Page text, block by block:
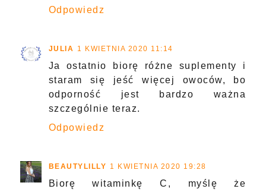
Odpowiedz
JULIA 1 KWIETNIA 2020 11:14
Ja ostatnio biorę różne suplementy i
staram się jeść więcej owoców, bo
odporność jest bardzo ważna
szczególnie teraz.
Odpowiedz
BEAUTYLILLY 1 KWIETNIA 2020 19:28
Biorę witaminkę C, myślę że